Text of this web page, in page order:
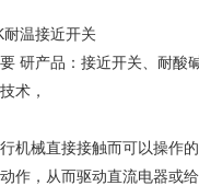
温接近开关
研产品：接近开关、耐酸
术，
机械直接接触而可以操作
作，从而驱动直流电器或